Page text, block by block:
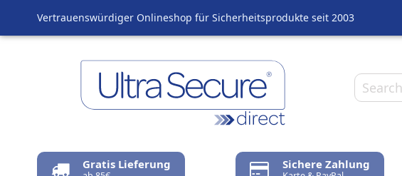
Vertrauenswürdiger Onlineshop für Sicherheitsprodukte seit 2003
Gratis Lieferung Sichere Zahlung